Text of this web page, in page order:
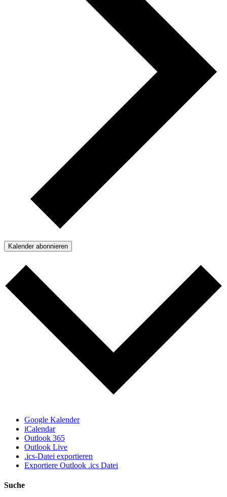
Kalender abonnieren
Google Kalender
iCalendar
Outlook 365
Outlook Live
.ics-Datei exportieren
Exportiere Outlook .ics Datei
Suche